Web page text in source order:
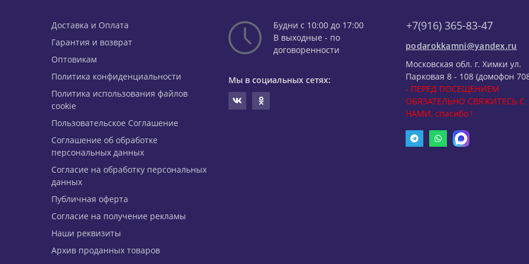
Доставка и Оплата
Гарантия и возврат
Оптовикам
Политика конфиденциальности
Политика использования файлов
cookie
Пользовательское Соглашение
Соглашение об обработке
персональных данных
Согласие на обработку персональных
данных
Публичная оферта
Согласие на получение рекламы
Наши реквизиты
Архив проданных товаров
Будни с 10:00 до 17:00
В выходные - по
договоренности
Мы в социальных сетях:
+7(916) 365-83-47
podarokkamni@yandex.ru
Московская обл. г. Химки ул.
Парковая 8 - 108 (домофон
- ПЕРЕД ПОСЕЩЕНИЕМ
ОБЯЗАТЕЛЬНО СВЯЖИТЕСЬ С
НАМИ, спасибо !